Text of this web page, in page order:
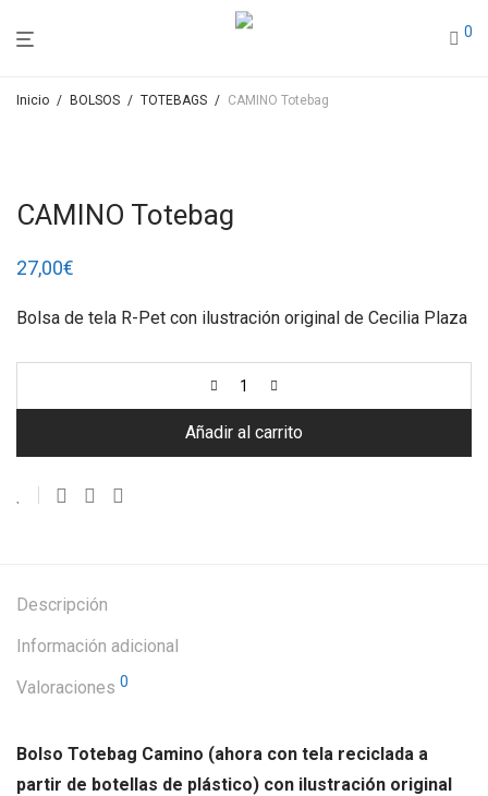
0
Inicio / BOLSOS / TOTEBAGS / CAMINO Totebag
CAMINO Totebag
27,00€
Bolsa de tela R-Pet con ilustración original de Cecilia Plaza
Añadir al carrito
Descripción
Información adicional
Valoraciones 0
Bolso Totebag Camino (ahora con tela reciclada a
partir de botellas de plástico) con ilustración original